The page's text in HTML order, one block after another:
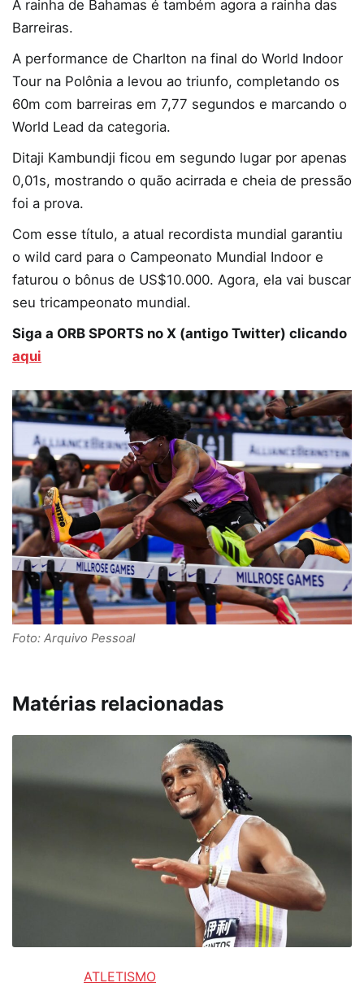
A rainha de Bahamas é também agora a rainha das
Barreiras.
A performance de Charlton na final do World Indoor
Tour na Polônia a levou ao triunfo, completando os
60m com barreiras em 7,77 segundos e marcando o
World Lead da categoria.
Ditaji Kambundji ficou em segundo lugar por apenas
0,01s, mostrando o quão acirrada e cheia de pressão
foi a prova.
Com esse título, a atual recordista mundial garantiu
o wild card para o Campeonato Mundial Indoor e
faturou o bônus de US$10.000. Agora, ela vai buscar
seu tricampeonato mundial.
Siga a ORB SPORTS no X (antigo Twitter) clicando
aqui
Foto: Arquivo Pessoal
Matérias relacionadas
ATLETISMO